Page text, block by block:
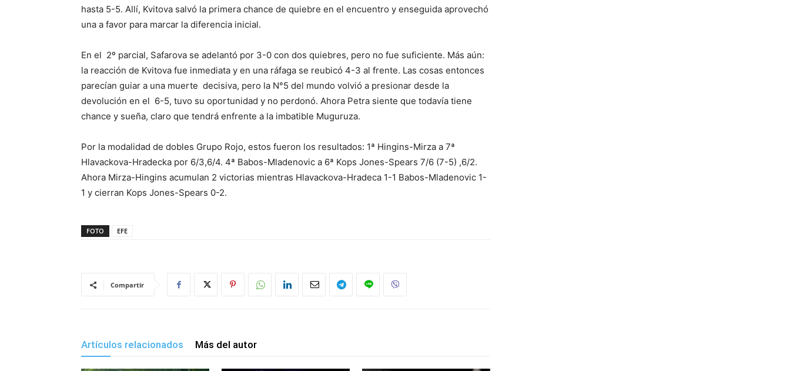
hasta 5-5. Allí, Kvitova salvó la primera chance de quiebre en el encuentro y enseguida aprovechó
una a favor para marcar la diferencia inicial.
En el 2º parcial, Safarova se adelantó por 3-0 con dos quiebres, pero no fue suficiente. Más aún:
la reacción de Kvitova fue inmediata y en una ráfaga se reubicó 4-3 al frente. Las cosas entonces
parecían guiar a una muerte decisiva, pero la N°5 del mundo volvió a presionar desde la
devolución en el 6-5, tuvo su oportunidad y no perdonó. Ahora Petra siente que todavía tiene
chance y sueña, claro que tendrá enfrente a la imbatible Muguruza.
Por la modalidad de dobles Grupo Rojo, estos fueron los resultados: 1ª Hingins-Mirza a 7ª
Hlavackova-Hradecka por 6/3,6/4. 4ª Babos-Mladenovic a 6ª Kops Jones-Spears 7/6 (7-5) ,6/2.
Ahora Mirza-Hingins acumulan 2 victorias mientras Hlavackova-Hradeca 1-1 Babos-Mladenovic 1-
1 y cierran Kops Jones-Spears 0-2.
FOTO EFE
Compartir
Artículos relacionados Más del autor